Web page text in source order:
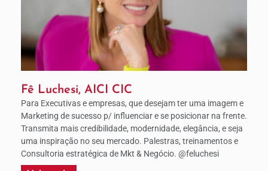
Fê Luchesi, AICI CIC
Para Executivas e empresas, que desejam ter uma imagem e
Marketing de sucesso p/ influenciar e se posicionar na frente.
Transmita mais credibilidade, modernidade, elegância, e seja
uma inspiração no seu mercado. Palestras, treinamentos e
Consultoria estratégica de Mkt & Negócio. @feluchesi